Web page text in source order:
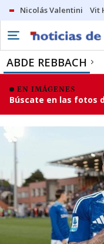
Nicolás Valentini Vit
ABDE REBBACH
EN IMÁGENES
Búscate en las fotos